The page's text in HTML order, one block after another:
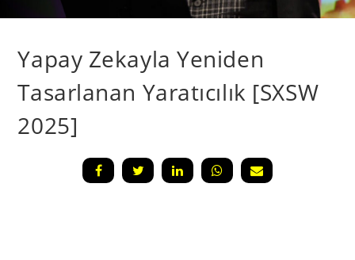
Yapay Zekayla Yeniden
Tasarlanan Yaratıcılık [SXSW
2025]